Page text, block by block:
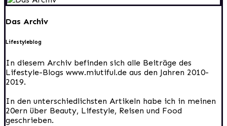
Das Archiv
Lifestyleblog
In diesem Archiv befinden sich alle Beiträge des
Lifestyle-Blogs www.miutiful.de aus den Jahren 2010-
2019.
In den unterschiedlichsten Artikeln habe ich in meinen
20ern über Beauty, Lifestyle, Reisen und Food
geschrieben.